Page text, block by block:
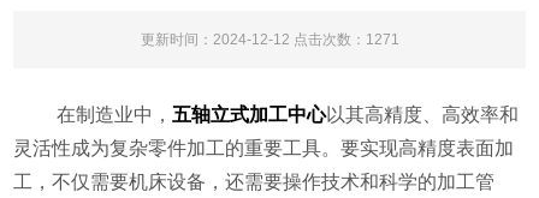
更新时间：2024-12-12 点击次数：1271
在制造业中， 五轴立式加工中心以其高精度、高效率和
灵活性成为复杂零件加工的重要工具。要实现高精度表面加
工，不仅需要机床设备，还需要操作技术和科学的加工管